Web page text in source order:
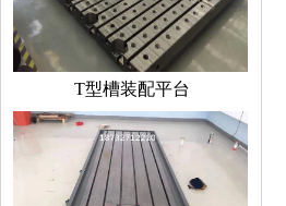
T型槽装配平台